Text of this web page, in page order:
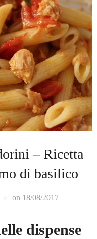
– Ricetta
di basilico
on 18/08/2017
dispense